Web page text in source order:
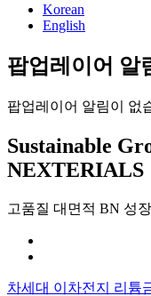
Korean
English
팝업레이어 알
팝업레이어 알림이 없
Sustainable
NEXTERIALS
고품질 대면적 BN 성
차세대 이차전지 리튬